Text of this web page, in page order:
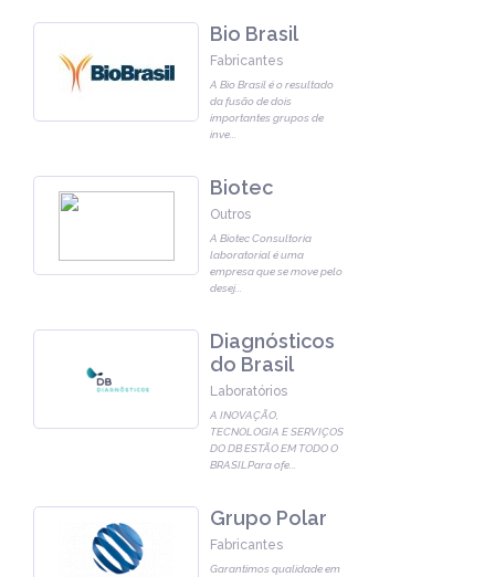
Bio Brasil
Fabricantes
A Bio Brasil é o resultado
da fusão de dois
importantes grupos de
inve
Biotec
Outros
A Biotec Consultoria
laboratorial é uma
empresa que se move pelo
desej...
Diagnósticos
do Brasil
Laboratórios
A INOVAÇÃO,
TECNOLOGIA E SERVIÇOS
DO DB ESTÃO EM TODO O
BRASILPara ofe
Grupo Polar
Fabricantes
Garantimos qualidade em